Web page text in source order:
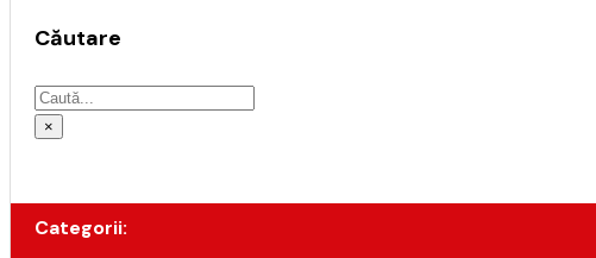
Căutare
Caută
×
Categorii: